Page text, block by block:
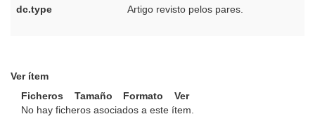
dc.type Artigo revisto pelos pares.
Ver ítem
Ficheros
Tamaño Formato
Ver
No hay ficheros asociados a este ítem.